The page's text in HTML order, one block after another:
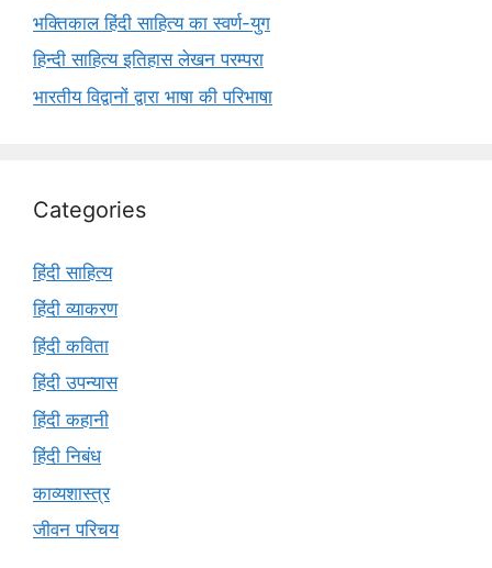
भक्तिकाल हिंदी साहित्य का स्वर्ण-युग
हिन्दी साहित्य इतिहास लेखन परम्परा
भारतीय विद्वानों द्वारा भाषा की परिभाषा
Categories
हिंदी साहित्य
हिंदी व्याकरण
हिंदी कविता
हिंदी उपन्यास
हिंदी कहानी
हिंदी निबंध
काव्यशास्त्र
जीवन परिचय